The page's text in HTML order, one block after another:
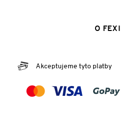
O FEXI
Akceptujeme tyto platby